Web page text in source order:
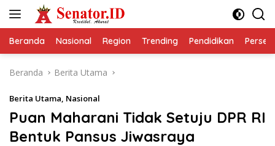
Beranda Nasional Region Trending Pendidikan
Beranda Berita Utama
Berita Utama, Nasional
Puan Maharani Tidak Setuju DPR RI
Bentuk Pansus Jiwasraya